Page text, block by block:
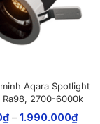
Aqara Spotlight
Ra98, 2700-6000k
₫–1.990.000₫